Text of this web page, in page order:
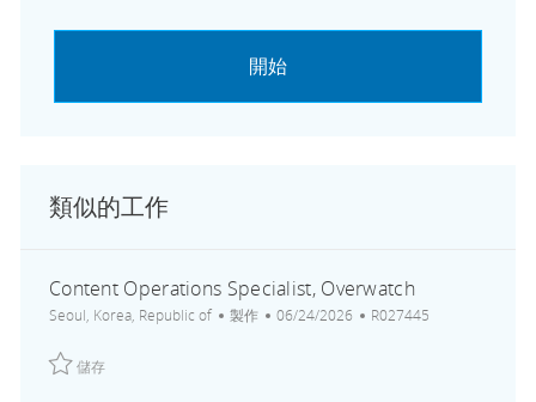
開始
類似的工作
Content Operations Specialist, Overwatch
地點
Seoul, Korea, Republic of 類別
製作 張貼日期
06/24/2026 工作 ID
R027445
儲存